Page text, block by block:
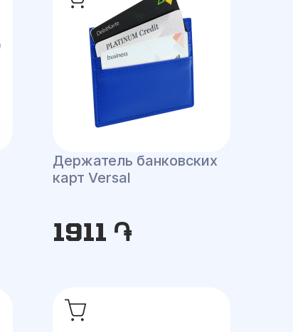
Держатель банковских
карт Versal
1911 ֏